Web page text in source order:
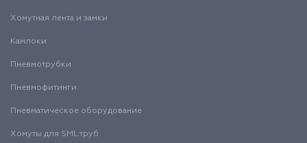
Хомутная лента и замки
Камлоки
Пневмотрубки
Пневмофитинги
Пневматическое оборудование
Хомуты для SML труб